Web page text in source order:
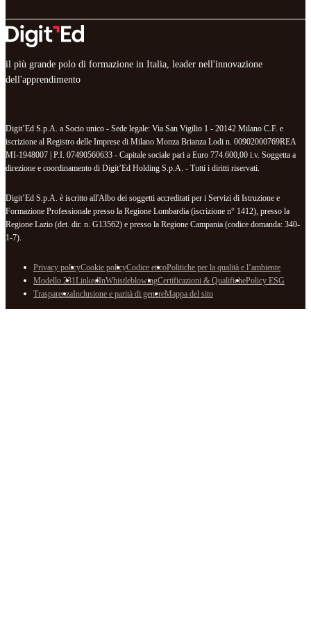
il più grande polo di formazione in Italia, leader nell'innovazione
dell'apprendimento
Digit’Ed S.p.A. a Socio unico - Sede legale: Via San Vigilio 1 - 20142 Milano C.F. e
iscrizione al Registro delle Imprese di Milano Monza Brianza Lodi n. 00902000769REA
MI-1948007 | P.I. 07490560633 - Capitale sociale pari a Euro 774.600,00 i.v. Soggetta a
direzione e coordinamento di Digit’Ed Holding S.p.A. - Tutti i diritti riservati.
Digit’Ed S.p.A. è iscritto all'Albo dei soggetti accreditati per i Servizi di Istruzione e
Formazione Professionale presso la Regione Lombardia (iscrizione n° 1412), presso la
Regione Lazio (det. dir. n. G13562) e presso la Regione Campania (codice domanda: 340-
1-7).
Privacy policyCookie policyCodice eticoPolitiche per la qualità e l’ambiente
Modello 231LinkedInWhistleblowingCertificazioni & QualifichePolicy ESG
TrasparenzaInclusione e parità di genereMappa del sito